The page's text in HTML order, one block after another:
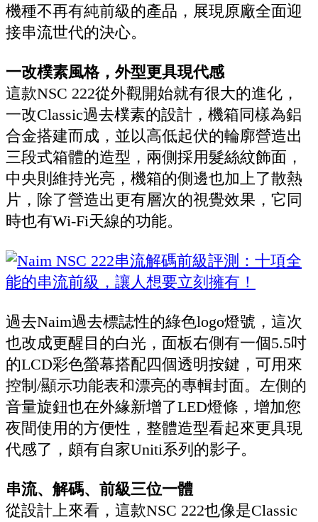
機種不再有純前級的產品，展現原廠全面迎
接串流世代的決心。
一改樸素風格，外型更具現代感
這款NSC 222從外觀開始就有很大的進化，
一改Classic過去樸素的設計，機箱同樣為鋁
合金搭建而成，並以高低起伏的輪廓營造出
三段式箱體的造型，兩側採用髮絲紋飾面，
中央則維持光亮，機箱的側邊也加上了散熱
片，除了營造出更有層次的視覺效果，它同
時也有Wi-Fi天線的功能。
過去Naim過去標誌性的綠色logo燈號，這次
也改成更醒目的白光，面板右側有一個5.5吋
的LCD彩色螢幕搭配四個透明按鍵，可用來
控制/顯示功能表和漂亮的專輯封面。左側的
音量旋鈕也在外緣新增了LED燈條，增加您
夜間使用的方便性，整體造型看起來更具現
代感了，頗有自家Uniti系列的影子。
串流、解碼、前級三位一體
從設計上來看，這款NSC 222也像是Classic